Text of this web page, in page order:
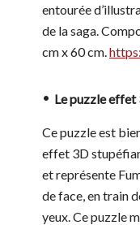
entourée
de la saga.
cm x 60 cm.
Le puzzle effet
Ce puzzle est
effet 3D
et représente
de face, en train
yeux. Ce puzzle